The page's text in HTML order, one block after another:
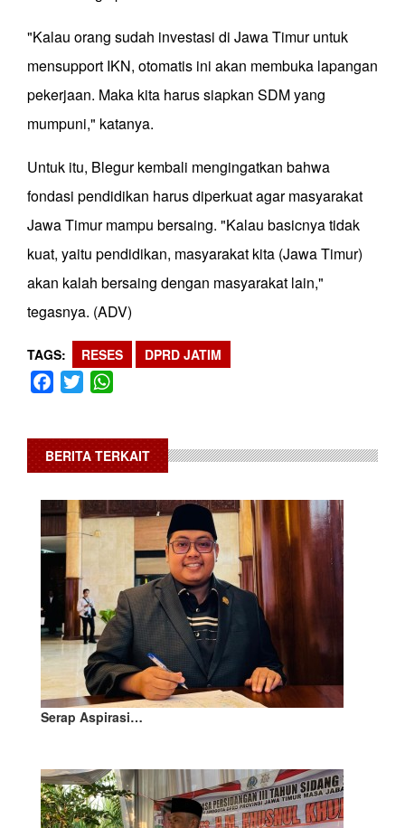
"Kalau orang sudah investasi di Jawa Timur untuk
mensupport IKN, otomatis ini akan membuka lapangan
pekerjaan. Maka kita harus siapkan SDM yang
mumpuni," katanya.
Untuk itu, Blegur kembali mengingatkan bahwa
fondasi pendidikan harus diperkuat agar masyarakat
Jawa Timur mampu bersaing. "Kalau basicnya tidak
kuat, yaitu pendidikan, masyarakat kita (Jawa Timur)
akan kalah bersaing dengan masyarakat lain,"
tegasnya. (ADV)
TAGS RESES DPRD JATIM
Facebook
Twitter
BERITA TERKAIT
Serap Aspirasi…